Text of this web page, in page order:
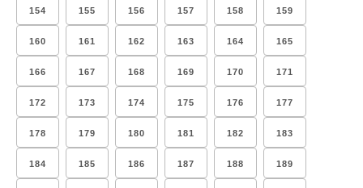
154 155 156 157 158 159
160 161 162 163 164 165
166 167 168 169 170 171
172 173 174 175 176 177
178 179 180 181 182 183
184 185 186 187 188 189